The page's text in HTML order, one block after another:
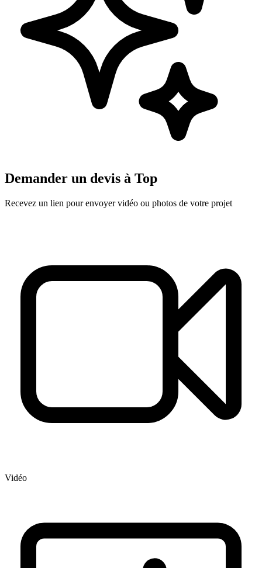
Demander un devis à Top
Recevez un lien pour envoyer vidéo ou photos de votre projet
Vidéo